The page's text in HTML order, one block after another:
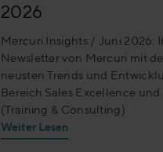
2026
Mercuri Insights / Juni 2026:
Newsletter von Mercuri mit
neusten Trends und
Bereich Sales Excellence und
(Training & Consulting)
Weiter Lesen